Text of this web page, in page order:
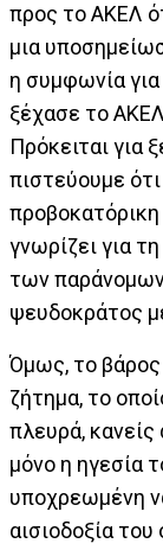
προς το ΑΚΕΛ
μια
η συμφωνία
ξέχασε το
Πρόκειται για
πιστεύουμε
προβοκατόρικη
γνωρίζει για
των
ψευδοκράτος
Όμως, το βάρος
ζήτημα, το
πλευρά,
μόνο η ηγεσία
υποχρεωμένη
αισιοδοξία